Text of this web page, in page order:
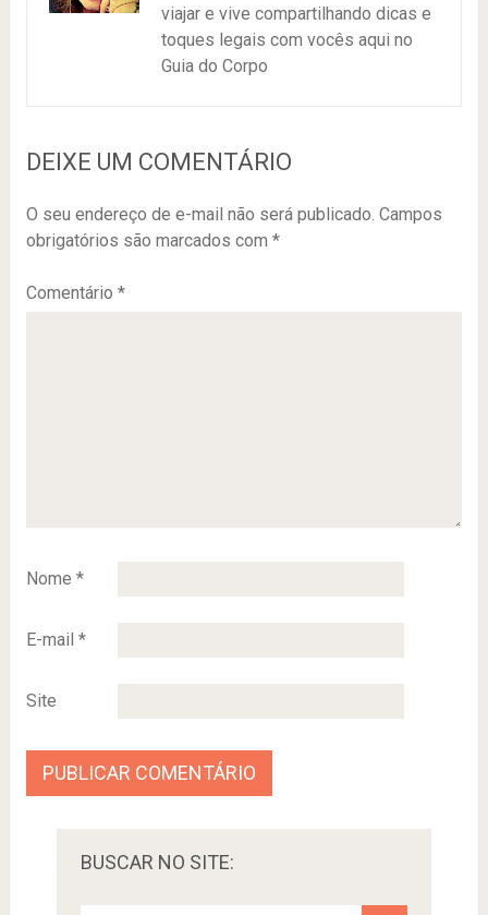
viajar e vive compartilhando dicas e
toques legais com vocês aqui no
Guia do Corpo
DEIXE UM COMENTÁRIO
O seu endereço de e-mail não será publicado. Campos
obrigatórios são marcados com *
Comentário *
Nome *
E-mail *
Site
BUSCAR NO SITE: